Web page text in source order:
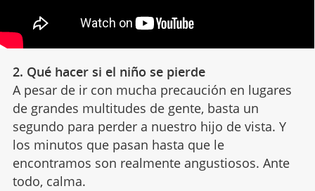
2. Qué hacer si el niño se pierde
A pesar de ir con mucha precaución en lugares
de grandes multitudes de gente, basta un
segundo para perder a nuestro hijo de vista. Y
los minutos que pasan hasta que le
encontramos son realmente angustiosos. Ante
todo, calma.